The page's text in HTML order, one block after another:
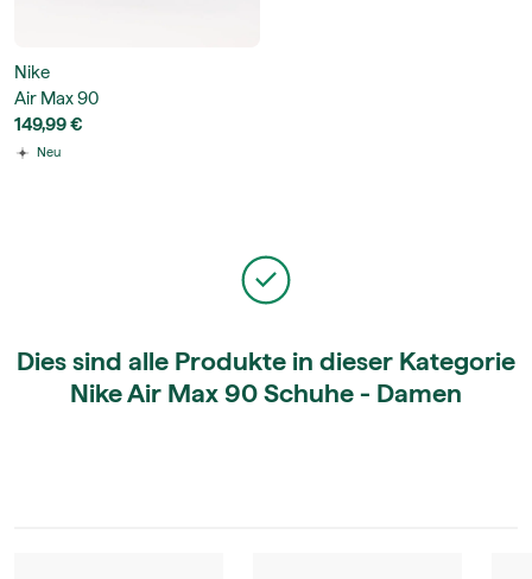
Nike
Air Max 90
149,99 €
Neu
Dies sind alle Produkte in dieser Kategorie
Nike Air Max 90 Schuhe - Damen